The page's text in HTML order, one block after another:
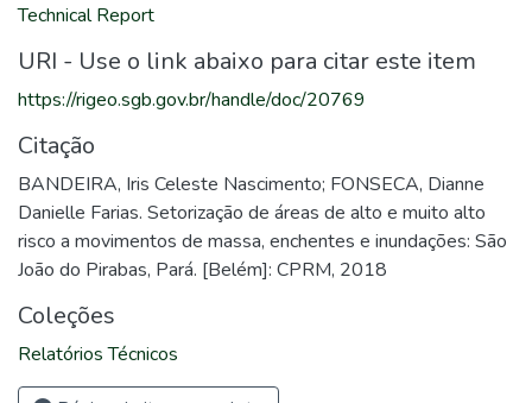
Technical Report
URI - Use o link abaixo para citar este item
https://rigeo.sgb.gov.br/handle/doc/20769
Citação
BANDEIRA, Iris Celeste Nascimento; FONSECA, Dianne
Danielle Farias. Setorização de áreas de alto e muito alto
risco a movimentos de massa, enchentes e inundações: São
João do Pirabas, Pará. [Belém]: CPRM, 2018
Coleções
Relatórios Técnicos